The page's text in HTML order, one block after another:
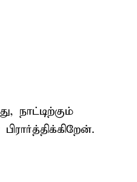
நாட்டிற்கும்